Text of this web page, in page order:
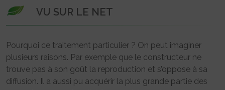
VU SUR LE NET
Pourquoi ce traitement particulier ? On peut imaginer
plusieurs raisons. Par exemple que le constructeur ne
trouve pas à son goût la reproduction et s’oppose à sa
diffusion. Il a aussi pu acquérir la plus grande partie des